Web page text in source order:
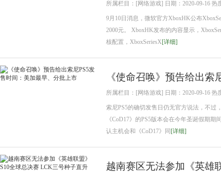
所属栏目：[网络游戏] 日期：2020-09-16 热
9月10日消息，微软官方XboxHK公布
2000元。 XboxHK发布的内容显示，
核配置，XboxSeriesX[详细]
《使命召唤》预告给出
所属栏目：[网络游戏] 日期：2020-09-16 热
索尼PS5的确切发售日仍无官方说法，不
《CoD17》的PS5版本会在今年圣诞假期
认主机会和《CoD17》同 [详细]
越南赛区无法参加《英雄